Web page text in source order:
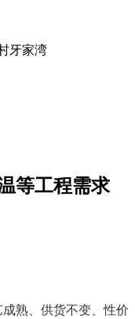
牙家湾
等工程需求
熟、供货不变、性价